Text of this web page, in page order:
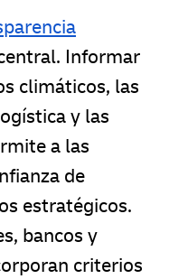
Informar
climáticos, las
y las
a las
de
estratégicos.
bancos y
criterios